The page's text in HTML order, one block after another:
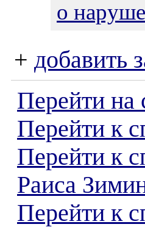
о
+ добавить
Перейти на
Перейти к
Перейти к
Раиса
Перейти к